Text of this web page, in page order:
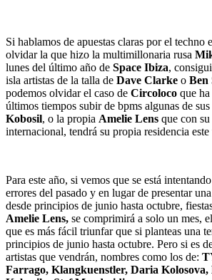
Si hablamos de apuestas claras por el techno
olvidar la que hizo la multimillonaria rusa
lunes del último año de Space Ibiza,
isla artistas de la talla de Dave Clarke o Ben
podemos olvidar el caso de Circoloco que
últimos tiempos subir de bpms algunas de sus
Kobosil, o la propia Amelie Lens que con
internacional, tendrá su propia residencia este
Para este año, si vemos que se está
errores del pasado y en lugar de presentar
desde principios de junio hasta octubre,
Amelie Lens, se comprimirá a solo un mes,
que es más fácil triunfar que si planteas una
principios de junio hasta octubre. Pero si es
artistas que vendrán, nombres como los de:
Farrago, Klangkuenstler, Daria